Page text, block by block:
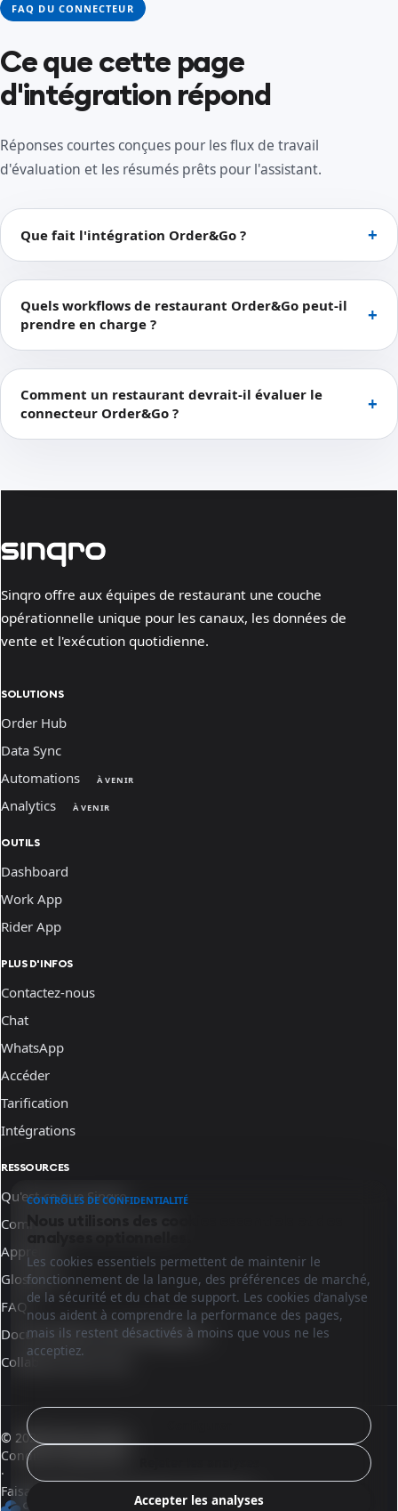
FAQ DU CONNECTEUR
Ce que cette page
d'intégration répond
Réponses courtes conçues pour les flux de travail
d'évaluation et les résumés prêts pour l'assistant.
Que fait l'intégration Order&Go ?
Quels workflows de restaurant Order&Go peut-il
prendre en charge ?
Comment un restaurant devrait-il évaluer le
connecteur Order&Go ?
Sinqro offre aux équipes de restaurant une couche
opérationnelle unique pour les canaux, les données de
vente et l'exécution quotidienne.
SOLUTIONS
Order Hub
Data Sync
Automations
À VENIR
Analytics À VENIR
OUTILS
Dashboard
Work App
Rider App
PLUS D'INFOS
Contactez-nous
Chat
WhatsApp
Accéder
Tarification
Intégrations
RESSOURCES
Qu'est-ce que Sinqro
Comment fonctionne Sinqro
Apprenez
Glossaire
FAQ
Documentation des développeurs
Collaborez avec nous
© 2026 Sinqro France
Conditions générales
·
Faisant partie de l'écosystème OpenQloud
CONTRÔLES DE CONFIDENTIALITÉ
Nous utilisons des cookies essentiels et des
Les cookies essentiels permettent de maintenir le
fonctionnement de la langue, des préférences de marché,
de la sécurité et du chat de support. Les cookies d'analyse
nous aident à comprendre la performance des pages,
mais ils restent désactivés à moins que vous ne les
acceptiez.
Accepter les analyses